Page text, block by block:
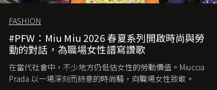
FASHION
#PFW：Miu Miu 2026 春夏系列開啟時尚與勞
動的對話，為職場女性譜寫讚歌
在當代社會中，不少地方仍低估女性的勞動價值。 Miuccia
Prada 以一場深刻而詩意的時尚騷，向職場女性致敬。